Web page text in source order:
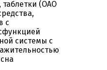
таблетки (ОАО
с
системы с